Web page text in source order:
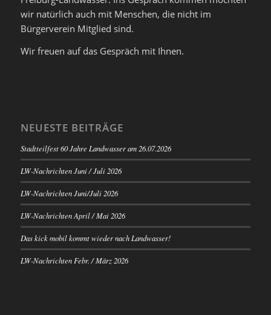
wir natürlich auch mit Menschen, die nicht im
Bürgerverein Mitglied sind.
Wir freuen auf das Gespräch mit Ihnen.
NEUESTE BEITRÄGE
Stadtteilfest 60 Jahre Landwasser am 26.07.2026
LW-Nachrichten Juni / Juli 2026
LW-Nachrichten Juni/Juli 2026
LW-Nachrichten April / Mai 2026
Das kick mobil kommt wieder nach Landwasser!
LW-Nachrichten Febr. / März 2026